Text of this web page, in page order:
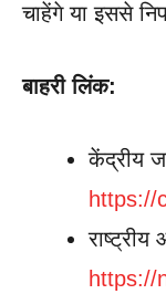
चाहेंगे या इससे
बाहरी लिंक:
केंद्रीय
https://
https://